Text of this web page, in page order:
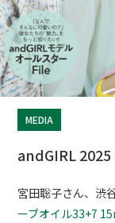
MEDIA
andGIRL 2025
宮田聡子さん、渋
ーブオイル33+7